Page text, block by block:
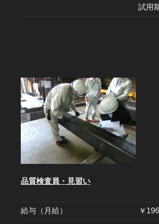
試用
品質検査員・見習い
給与（月給） ￥